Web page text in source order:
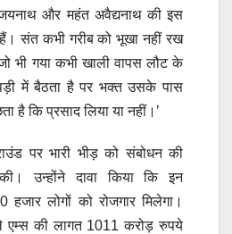
और महंत अवैद्यनाथ की इस
संत कभी गरीब को भूखा नहीं रख
भी गया कभी खाली वापस लौट के
में बैठता है पर भक्त उसके पास
है कि प्रसाद लिया या नहीं।’
पर भारी भीड़ को संबोधन की
उन्होंने दावा किया कि इन
लोगों को रोजगार मिलेगा।
की लागत 1011 करोड़ रुपये